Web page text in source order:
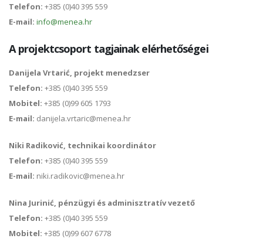
Telefon: +385 (0)40 395 559
E-mail: info@menea.hr
A projektcsoport tagjainak elérhetőségei
Danijela Vrtarić, projekt menedzser
Telefon: +385 (0)40 395 559
Mobitel: +385 (0)99 605 1793
E-mail: danijela.vrtaric@menea.hr
Niki Radiković, technikai koordinátor
Telefon: +385 (0)40 395 559
E-mail: niki.radikovic@menea.hr
Nina Jurinić, pénzügyi és adminisztratív vezető
Telefon: +385 (0)40 395 559
Mobitel: +385 (0)99 607 6778